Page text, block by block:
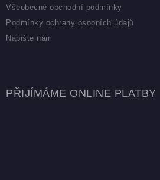
Všeobecné obchodní podmínky
Podmínky ochrany osobních údajů
Napište nám
PŘIJÍMÁME ONLINE PLATBY